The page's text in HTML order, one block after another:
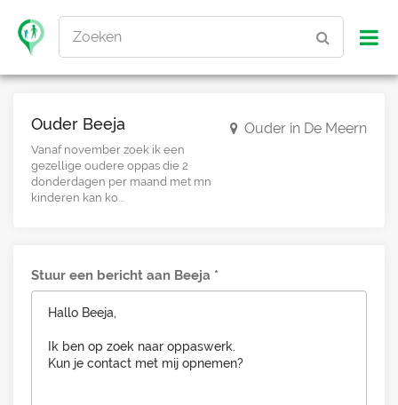
Zoeken
Ouder Beeja
Vanaf november zoek ik een
gezellige oudere oppas die 2
donderdagen per maand met mn
kinderen kan ko...
Ouder in De Meern
Stuur een bericht aan Beeja